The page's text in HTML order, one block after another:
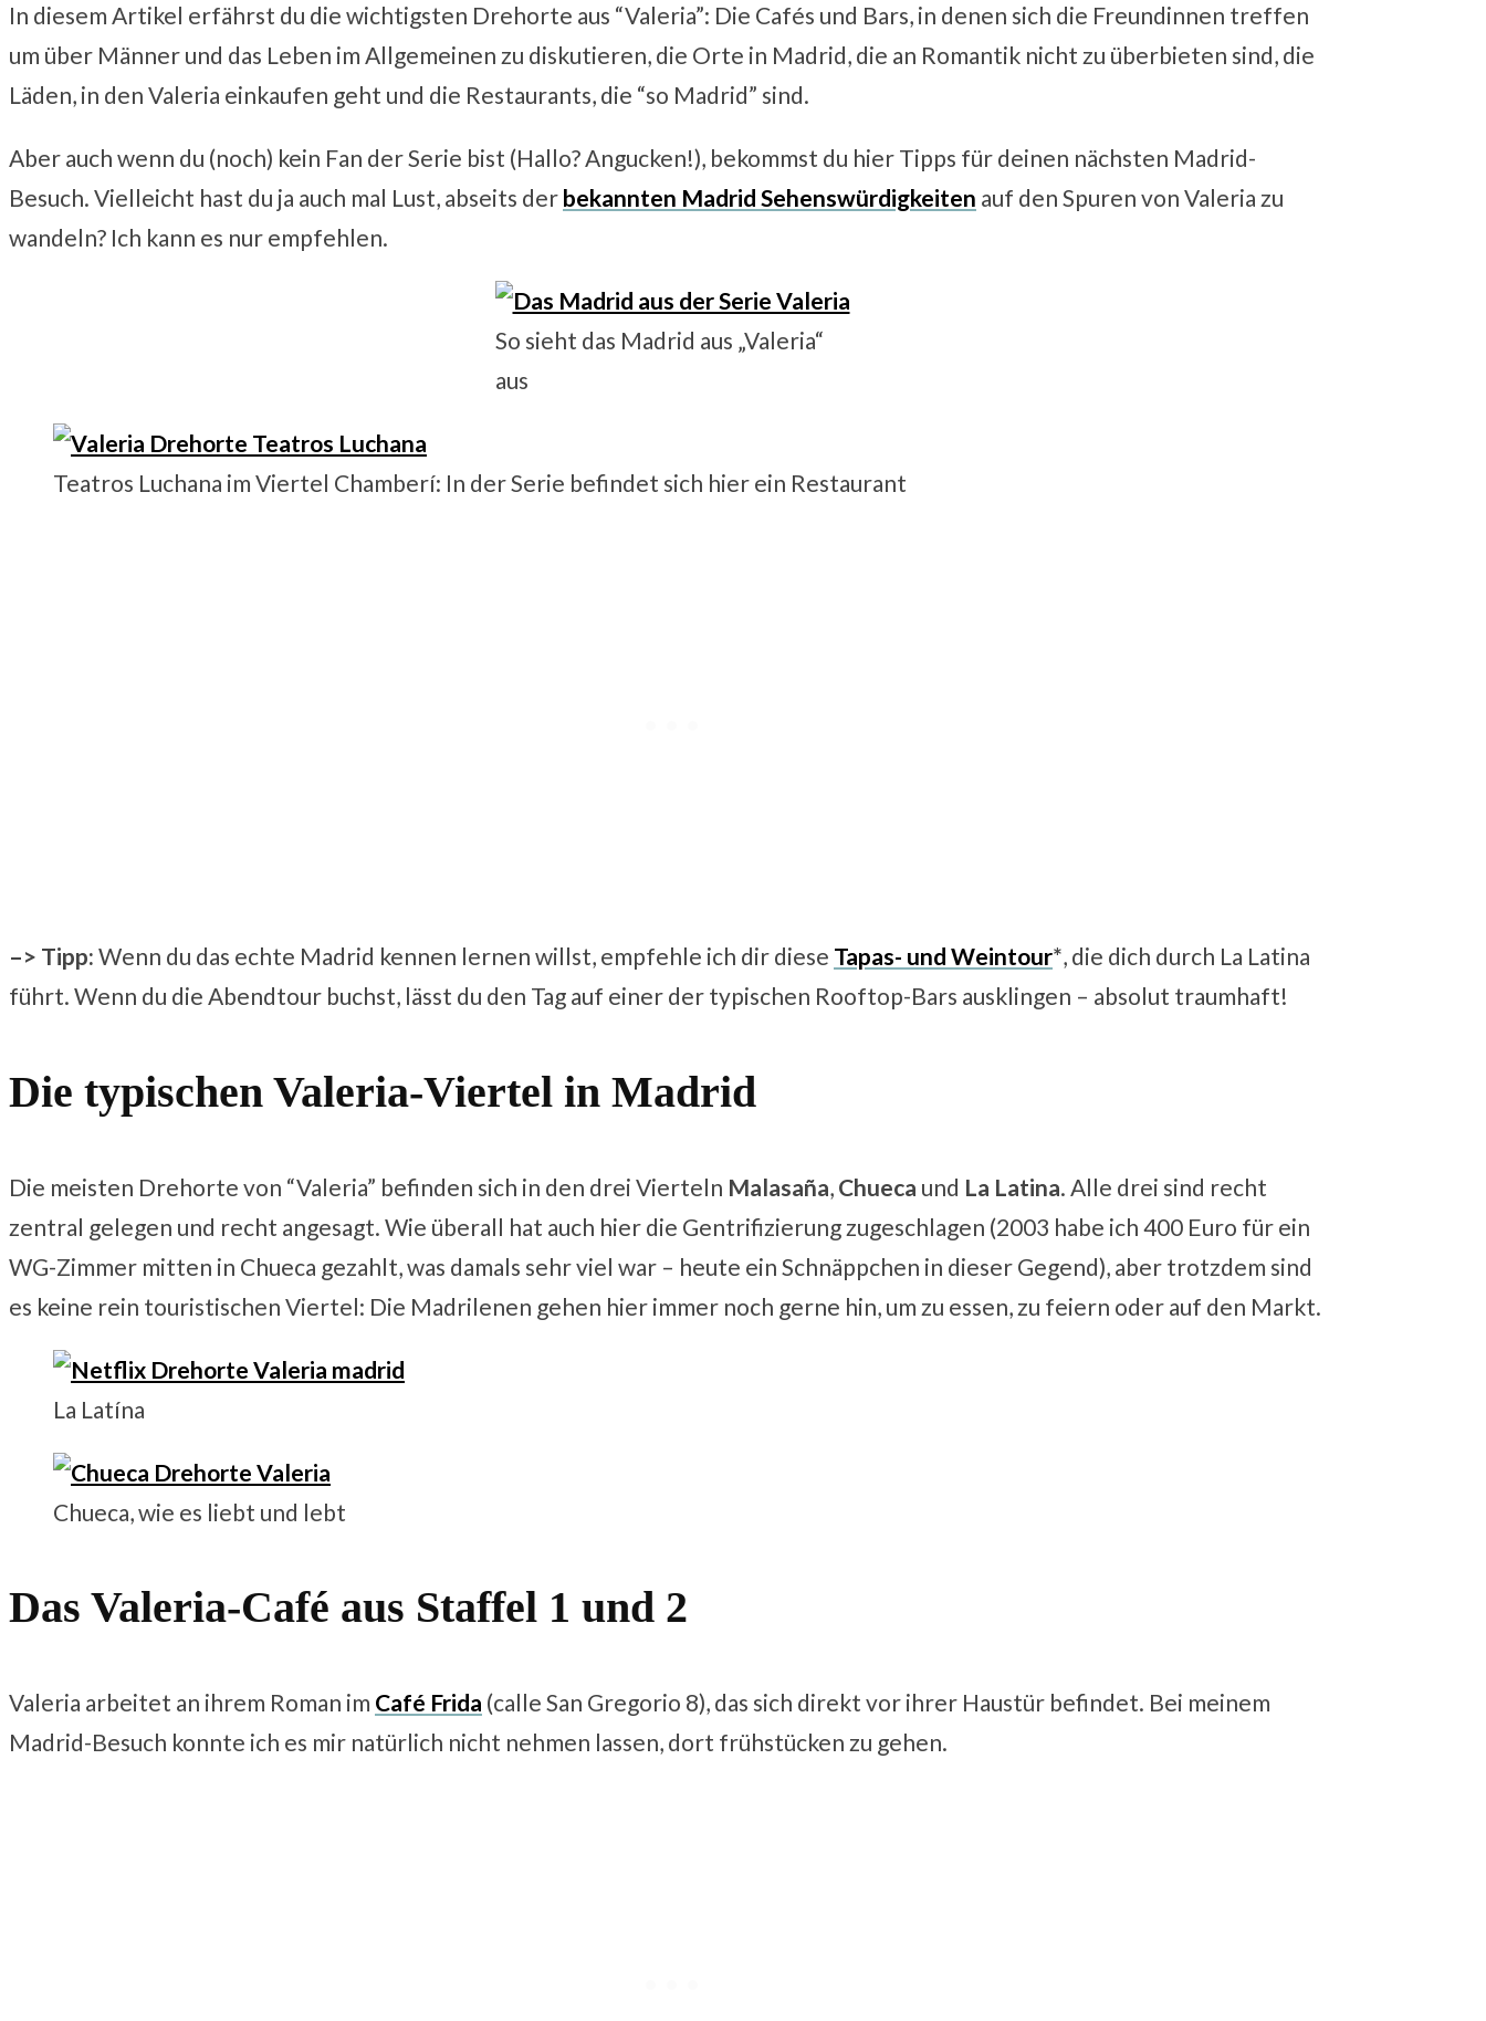
In diesem Artikel erfährst du die wichtigsten Drehorte aus “Valeria”: Die Cafés und Bars, in denen sich die Freundinnen treffen
um über Männer und das Leben im Allgemeinen zu diskutieren, die Orte in Madrid, die an Romantik nicht zu überbieten sind, die
Läden, in den Valeria einkaufen geht und die Restaurants, die “so Madrid” sind.
Aber auch wenn du (noch) kein Fan der Serie bist (Hallo? Angucken!), bekommst du hier Tipps für deinen nächsten Madrid-
Besuch. Vielleicht hast du ja auch mal Lust, abseits der bekannten Madrid Sehenswürdigkeiten auf den Spuren von Valeria zu
wandeln? Ich kann es nur empfehlen.
So sieht das Madrid aus „Valeria“
aus
Teatros Luchana im Viertel Chamberí: In der Serie befindet sich hier ein Restaurant
–> Tipp: Wenn du das echte Madrid kennen lernen willst, empfehle ich dir diese Tapas- und Weintour*, die dich durch La Latina
führt. Wenn du die Abendtour buchst, lässt du den Tag auf einer der typischen Rooftop-Bars ausklingen – absolut traumhaft!
Die typischen Valeria-Viertel in Madrid
Die meisten Drehorte von “Valeria” befinden sich in den drei Vierteln Malasaña, Chueca und La Latina. Alle drei sind recht
zentral gelegen und recht angesagt. Wie überall hat auch hier die Gentrifizierung zugeschlagen (2003 habe ich 400 Euro für ein
WG-Zimmer mitten in Chueca gezahlt, was damals sehr viel war – heute ein Schnäppchen in dieser Gegend), aber trotzdem sind
es keine rein touristischen Viertel: Die Madrilenen gehen hier immer noch gerne hin, um zu essen, zu feiern oder auf den Markt.
La Latína
Chueca, wie es liebt und lebt
Das Valeria-Café aus Staffel 1 und 2
Valeria arbeitet an ihrem Roman im Café Frida (calle San Gregorio 8), das sich direkt vor ihrer Haustür befindet. Bei meinem
Madrid-Besuch konnte ich es mir natürlich nicht nehmen lassen, dort frühstücken zu gehen.